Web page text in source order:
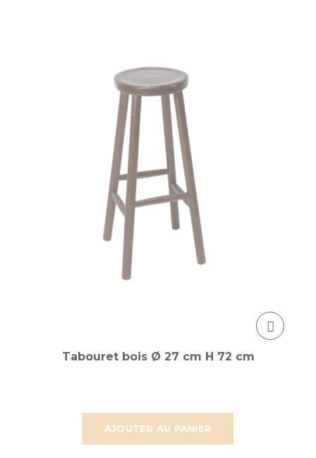
AJOUTER AU PANIER
Tabouret bois Ø 27 cm H 72 cm